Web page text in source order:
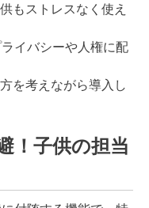
もストレスなく使え
イバシーや人権に配
を考えながら導入し
！子供の担当